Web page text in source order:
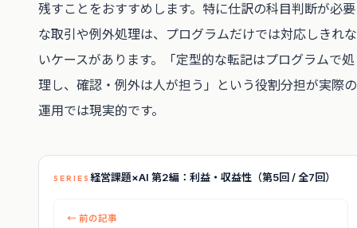
残すことをおすすめします。特に仕訳の科目判断が必要
な取引や例外処理は、プログラムだけでは対応しきれな
いケースがあります。「定型的な転記はプログラムで処
理し、確認・例外は人が担う」という役割分担が実際の
運用では現実的です。
SERIES 経営課題×AI 第2編：利益・収益性（第5回 / 全7回）
← 前の記事